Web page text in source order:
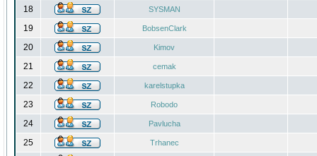
18 SYSMAN
19 BobsenClark
20 Kimov
21 cemak
22 karelstupka
23 Robodo
24 Pavlucha
25 Trhanec